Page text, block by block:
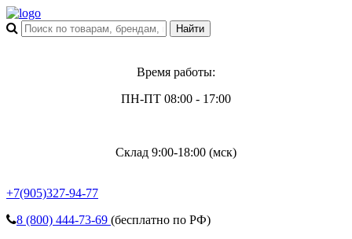
Время работы:
ПН-ПТ 08:00 - 17:00
Склад 9:00-18:00 (мск)
+7(905)327-94-77
8 (800) 444-73-69 (бесплатно по РФ)